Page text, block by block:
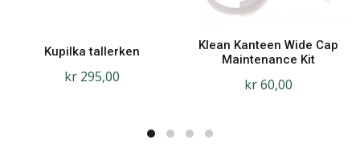
Kupilka tallerken
kr 295,00
Klean Kanteen Wide Cap
Maintenance Kit
kr60,00